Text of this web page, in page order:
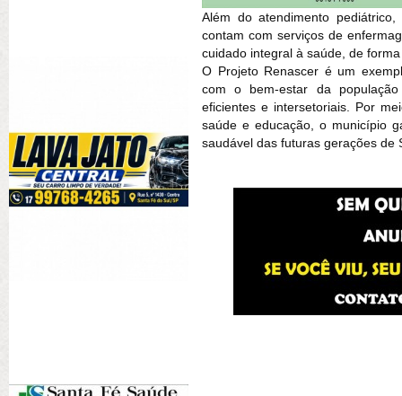
Além do atendimento
contam com serviços de
cuidado integral à saúde, de
O Projeto Renascer é um
com o bem-estar da
eficientes e intersetoriais. Por
saúde e educação, o município
saudável das futuras gerações de